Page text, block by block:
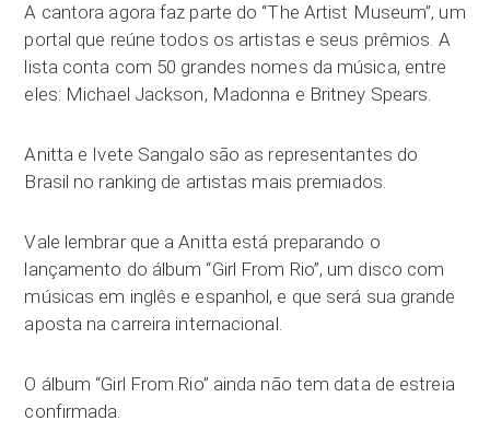
A cantora agora faz parte do “The Artist Museum”, um
portal que reúne todos os artistas e seus prêmios. A
lista conta com 50 grandes nomes da música, entre
eles: Michael Jackson, Madonna e Britney Spears.
Anitta e Ivete Sangalo são as representantes do
Brasil no ranking de artistas mais premiados.
Vale lembrar que a Anitta está preparando o
lançamento do álbum “Girl From Rio”, um disco com
músicas em inglês e espanhol, e que será sua grande
aposta na carreira internacional.
O álbum “Girl From Rio” ainda não tem data de estreia
confirmada.